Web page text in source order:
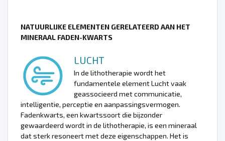
NATUURLIJKE ELEMENTEN GERELATEERD AAN HET
MINERAAL FADEN-KWARTS
LUCHT
In de lithotherapie wordt het
fundamentele element Lucht vaak
geassocieerd met communicatie,
intelligentie, perceptie en aanpassingsvermogen.
Fadenkwarts, een kwartssoort die bijzonder
gewaardeerd wordt in de lithotherapie, is een mineraal
dat sterk resoneert met deze eigenschappen. Het is